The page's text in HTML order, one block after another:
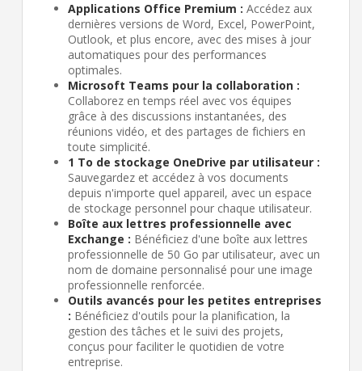
Applications Office Premium : Accédez aux
dernières versions de Word, Excel, PowerPoint,
Outlook, et plus encore, avec des mises à jour
automatiques pour des performances
optimales.
Microsoft Teams pour la collaboration :
Collaborez en temps réel avec vos équipes
grâce à des discussions instantanées, des
réunions vidéo, et des partages de fichiers en
toute simplicité.
1 To de stockage OneDrive par utilisateur :
Sauvegardez et accédez à vos documents
depuis n'importe quel appareil, avec un espace
de stockage personnel pour chaque utilisateur.
Boîte aux lettres professionnelle avec
Exchange : Bénéficiez d'une boîte aux lettres
professionnelle de 50 Go par utilisateur, avec un
nom de domaine personnalisé pour une image
professionnelle renforcée.
Outils avancés pour les petites entreprises
: Bénéficiez d'outils pour la planification, la
gestion des tâches et le suivi des projets,
conçus pour faciliter le quotidien de votre
entreprise.